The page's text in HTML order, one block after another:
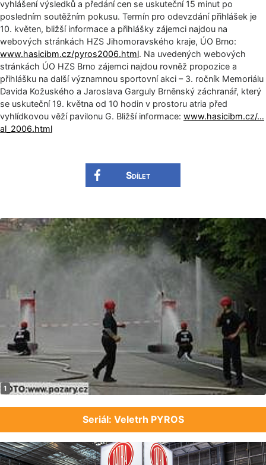
vyhlášení výsledků a předání cen se uskuteční 15 minut po
posledním soutěžním pokusu. Termín pro odevzdání přihlášek je
10. květen, bližší informace a přihlášky zájemci najdou na
webových stránkách HZS Jihomoravského kraje, ÚO Brno:
www.hasicibm.cz/pyros2006.html. Na uvedených webových
stránkách ÚO HZS Brno zájemci najdou rovněž propozice a
přihlášku na další významnou sportovní akci – 3. ročník Memoriálu
Davida Kožuského a Jaroslava Garguly Brněnský záchranář, který
se uskuteční 19. května od 10 hodin v prostoru atria před
vyhlídkovou věží pavilonu G. Bližší informace: www.hasicibm.cz/…
al_2006.html
Sdílet
Seriál: Veletrh PYROS